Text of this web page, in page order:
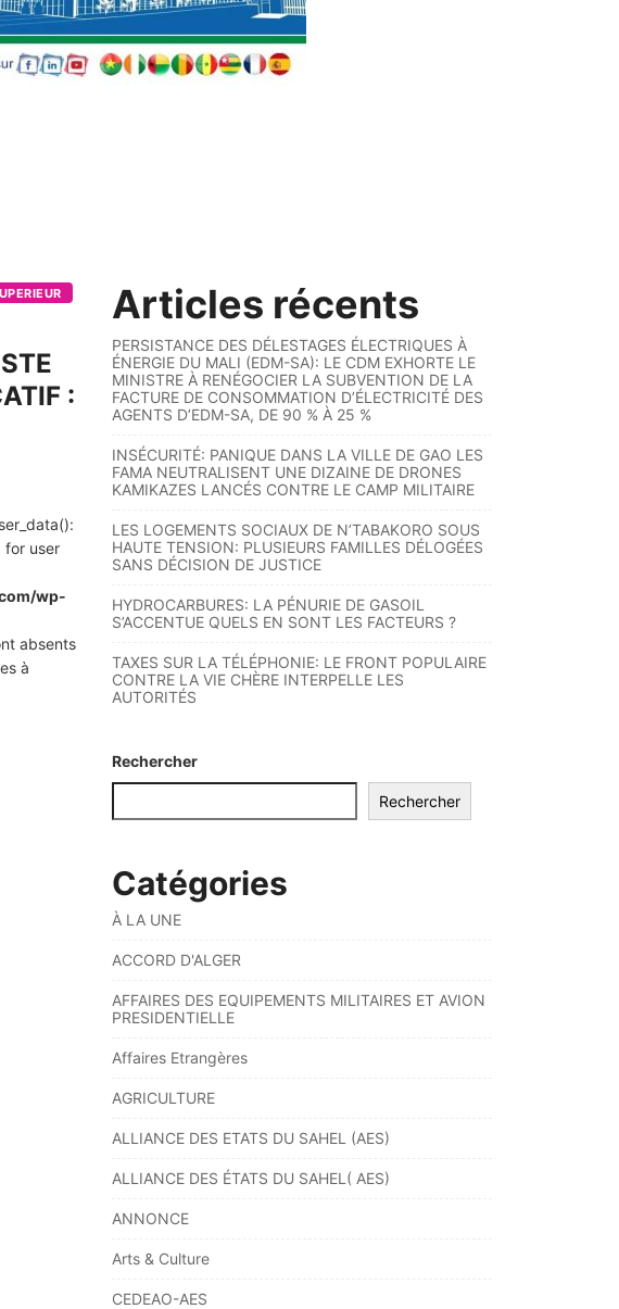
:
for user
wp-
absents
à
Articles récents
PERSISTANCE DES DÉLESTAGES ÉLECTRIQUES À
ÉNERGIE DU MALI (EDM-SA): LE CDM EXHORTE LE
MINISTRE À RENÉGOCIER LA SUBVENTION DE LA
FACTURE DE CONSOMMATION D’ÉLECTRICITÉ DES
AGENTS D’EDM-SA, DE 90 % À 25 %
INSÉCURITÉ: PANIQUE DANS LA VILLE DE GAO LES
FAMA NEUTRALISENT UNE DIZAINE DE DRONES
KAMIKAZES LANCÉS CONTRE LE CAMP MILITAIRE
LES LOGEMENTS SOCIAUX DE N’TABAKORO SOUS
HAUTE TENSION: PLUSIEURS FAMILLES DÉLOGÉES
SANS DÉCISION DE JUSTICE
HYDROCARBURES: LA PÉNURIE DE GASOIL
S’ACCENTUE QUELS EN SONT LES FACTEURS ?
TAXES SUR LA TÉLÉPHONIE: LE FRONT POPULAIRE
CONTRE LA VIE CHÈRE INTERPELLE LES
AUTORITÉS
Rechercher
Rechercher
Catégories
À LA UNE
ACCORD D'ALGER
AFFAIRES DES EQUIPEMENTS MILITAIRES ET AVION
PRESIDENTIELLE
Affaires Etrangères
AGRICULTURE
ALLIANCE DES ETATS DU SAHEL (AES)
ALLIANCE DES ÉTATS DU SAHEL( AES)
ANNONCE
Arts & Culture
CEDEAO-AES